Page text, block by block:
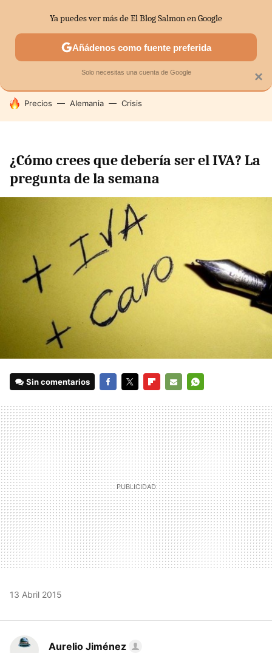
SECTORES ECONOMÍA DOMÉSTICA MERCADOS
HOY SE HABLA DE
Precios Alemania Crisis
¿Cómo crees que debería ser el IVA? La
pregunta de la semana
Sin comentarios
MAIL
13 Abril 2015
Aurelio Jiménez
×
Ya puedes ver más de El Blog Salmon en Google
Añádenos como fuente preferida
Solo necesitas una cuenta de Google